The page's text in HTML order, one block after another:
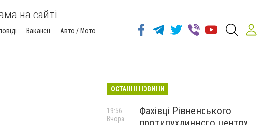
на сайті
Вакансії
Авто / Мото
ОСТАННІ НОВИНИ
Фахівці Рівненського
протипухлинного центру
19:56
Вчора